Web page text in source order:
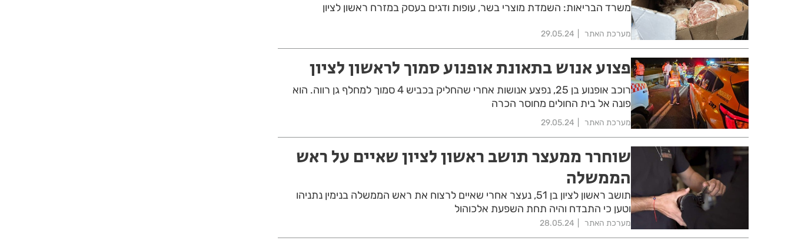
משרד הבריאות: השמדת מוצרי בשר, עופות ודגים בעסק במזרח ראשון לציון
מערכת האתר 29.05.24
פצוע אנוש בתאונת אופנוע סמוך לראשון לציון
רוכב אופנוע בן 25, נפצע אנושות אחרי שהחליק בכביש 4 סמוך למחלף גן רווה. הוא
פונה אל בית החולים מחוסר הכרה
מערכת האתר 29.05.24
שוחרר ממעצר תושב ראשון לציון שאיים על ראש
הממשלה
תושב ראשון לציון בן 51, נעצר אחרי שאיים לרצוח את ראש הממשלה בנימין נתניהו
וטען כי התבדח והיה תחת השפעת אלכוהול
מערכת האתר 28.05.24